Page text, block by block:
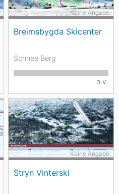
Breimsbygda Skicenter
Keine Angabe
Schnee Berg
n.v.
Stryn Vinterski
Keine Angabe